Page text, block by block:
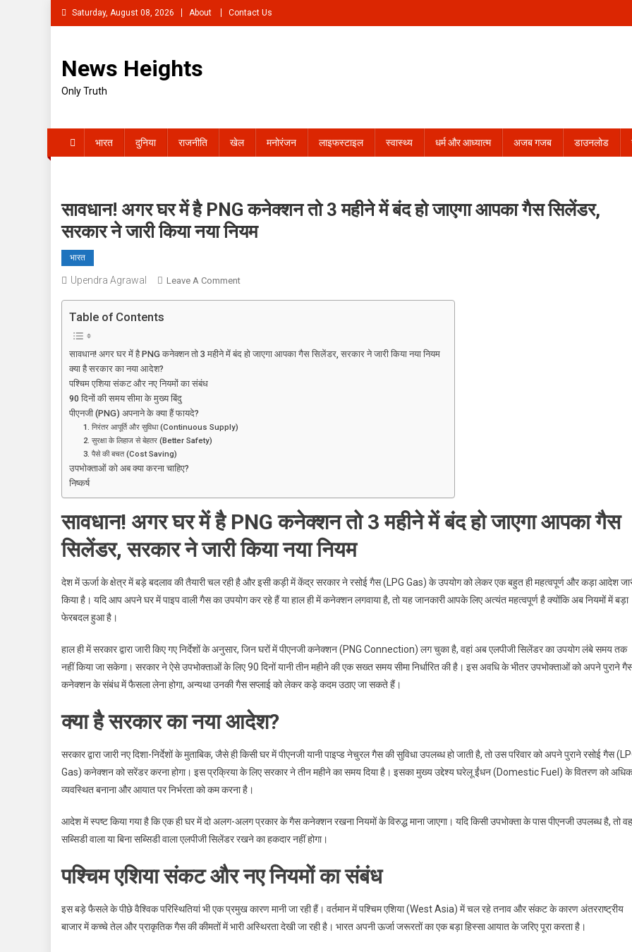
Skip
to
Saturday, August 08, 2026 About Contact Us
News Heights
Only Truth
भारत दुनिया राजनीति खेल मनोरंजन लाइफस्टाइल स्वास्थ्य धर्म और आध्यात्म अजब गजब डाउनलोड
सावधान! अगर घर में है PNG कनेक्शन तो 3 महीने में बंद हो जाएगा आपका गैस सिलेंडर,
सरकार ने जारी किया नया नियम
भारत
Upendra Agrawal Leave A CommentOn
है
आपका
गैस
सिलेंडर,
ने
जारी
नियम
Table of Contents
सावधान! अगर घर में है PNG कनेक्शन तो 3 महीने में बंद हो जाएगा आपका गैस सिलेंडर, सरकार ने जारी किया नया नियम
क्या है सरकार का नया आदेश?
पश्चिम एशिया संकट और नए नियमों का संबंध
90 दिनों की समय सीमा के मुख्य बिंदु
पीएनजी (PNG) अपनाने के क्या हैं फायदे?
1. निरंतर आपूर्ति और सुविधा (Continuous Supply)
2. सुरक्षा के लिहाज से बेहतर (Better Safety)
3. पैसे की बचत (Cost Saving)
उपभोक्ताओं को अब क्या करना चाहिए?
निष्कर्ष
सावधान! अगर घर में है PNG कनेक्शन तो 3 महीने में बंद हो जाएगा आपका गैस
सिलेंडर, सरकार ने जारी किया नया नियम
देश में ऊर्जा के क्षेत्र में बड़े बदलाव की तैयारी चल रही है और इसी कड़ी में केंद्र सरकार ने रसोई गैस (LPG Gas) के उपयोग को लेकर एक बहुत ही महत्वपूर्ण और कड़ा आदेश
किया है। यदि आप अपने घर में पाइप वाली गैस का उपयोग कर रहे हैं या हाल ही में कनेक्शन लगवाया है, तो यह जानकारी आपके लिए अत्यंत महत्वपूर्ण है क्योंकि अब नियमों में बड़ा
फेरबदल हुआ है।
हाल ही में सरकार द्वारा जारी किए गए निर्देशों के अनुसार, जिन घरों में पीएनजी कनेक्शन (PNG Connection) लग चुका है, वहां अब एलपीजी सिलेंडर का उपयोग लंबे समय तक
नहीं किया जा सकेगा। सरकार ने ऐसे उपभोक्ताओं के लिए 90 दिनों यानी तीन महीने की एक सख्त समय सीमा निर्धारित की है। इस अवधि के भीतर उपभोक्ताओं को अपने पुराने
कनेक्शन के संबंध में फैसला लेना होगा, अन्यथा उनकी गैस सप्लाई को लेकर कड़े कदम उठाए जा सकते हैं।
क्या है सरकार का नया आदेश?
सरकार द्वारा जारी नए दिशा-निर्देशों के मुताबिक, जैसे ही किसी घर में पीएनजी यानी पाइप्ड नेचुरल गैस की सुविधा उपलब्ध हो जाती है, तो उस परिवार को अपने पुराने रसोई गैस
Gas) कनेक्शन को सरेंडर करना होगा। इस प्रक्रिया के लिए सरकार ने तीन महीने का समय दिया है। इसका मुख्य उद्देश्य घरेलू ईंधन (Domestic Fuel) के वितरण को अधिक
व्यवस्थित बनाना और आयात पर निर्भरता को कम करना है।
आदेश में स्पष्ट किया गया है कि एक ही घर में दो अलग-अलग प्रकार के गैस कनेक्शन रखना नियमों के विरुद्ध माना जाएगा। यदि किसी उपभोक्ता के पास पीएनजी उपलब्ध है, तो वह
सब्सिडी वाला या बिना सब्सिडी वाला एलपीजी सिलेंडर रखने का हकदार नहीं होगा।
पश्चिम एशिया संकट और नए नियमों का संबंध
इस बड़े फैसले के पीछे वैश्विक परिस्थितियां भी एक प्रमुख कारण मानी जा रही हैं। वर्तमान में पश्चिम एशिया (West Asia) में चल रहे तनाव और संकट के कारण अंतरराष्ट्रीय
बाजार में कच्चे तेल और प्राकृतिक गैस की कीमतों में भारी अस्थिरता देखी जा रही है। भारत अपनी ऊर्जा जरूरतों का एक बड़ा हिस्सा आयात के जरिए पूरा करता है।